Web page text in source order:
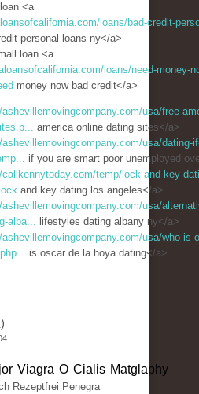
<a
loans/bad-credit-
personal loans ny</a>
loan <a
loans/need-money-
money now bad credit</a>
ashevillemovingcompany.com/usa/free-
america online dating sites</a>
ashevillemovingcompany.com/usa/dating-
if you are smart poor unemployed
callkennytoday.com/temp/lock-and-key-
and key dating los angeles</a>
ashevillemovingcompany.com/usa/
alba... lifestyles dating albany ny</a>
ashevillemovingcompany.com/usa/who-is-
is oscar de la hoya dating</a>
Viagra O Cialis Matglaphy
Rezeptfrei Penegra